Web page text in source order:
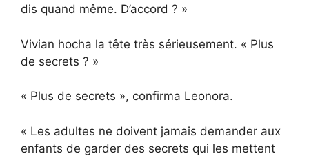
dis quand même. D’accord ? »
Vivian hocha la tête très sérieusement. « Plus
de secrets ? »
« Plus de secrets », confirma Leonora.
« Les adultes ne doivent jamais demander aux
enfants de garder des secrets qui les mettent